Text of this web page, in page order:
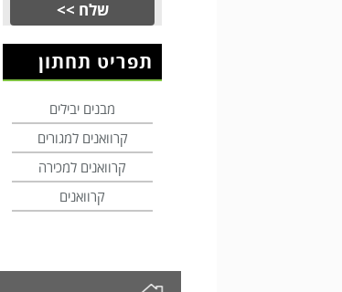
תפריט תחתון
מבנים יבילים
קרוואנים למגורים
קרוואנים למכירה
קרוואנים